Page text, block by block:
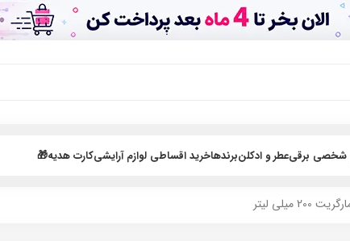
شخصی برقیعطر و ادکلنبرندهاخرید اقساطی لوازم آرایشیکارت هدیه🎁
لیتر